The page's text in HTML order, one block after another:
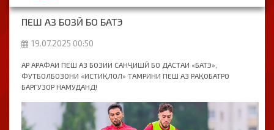
ПЕШ АЗ БОЗӢ БО БАТЭ
19.07.2025 00:50
АР АРАФАИ ПЕШ АЗ БОЗИИ САНҶИШӢ БО ДАСТАИ «БАТЭ»,
ФУТБОЛБОЗОНИ «ИСТИҚЛОЛ» ТАМРИНИ ПЕШ АЗ РАҚОБАТРО
БАРГУЗОР НАМУДАНД!